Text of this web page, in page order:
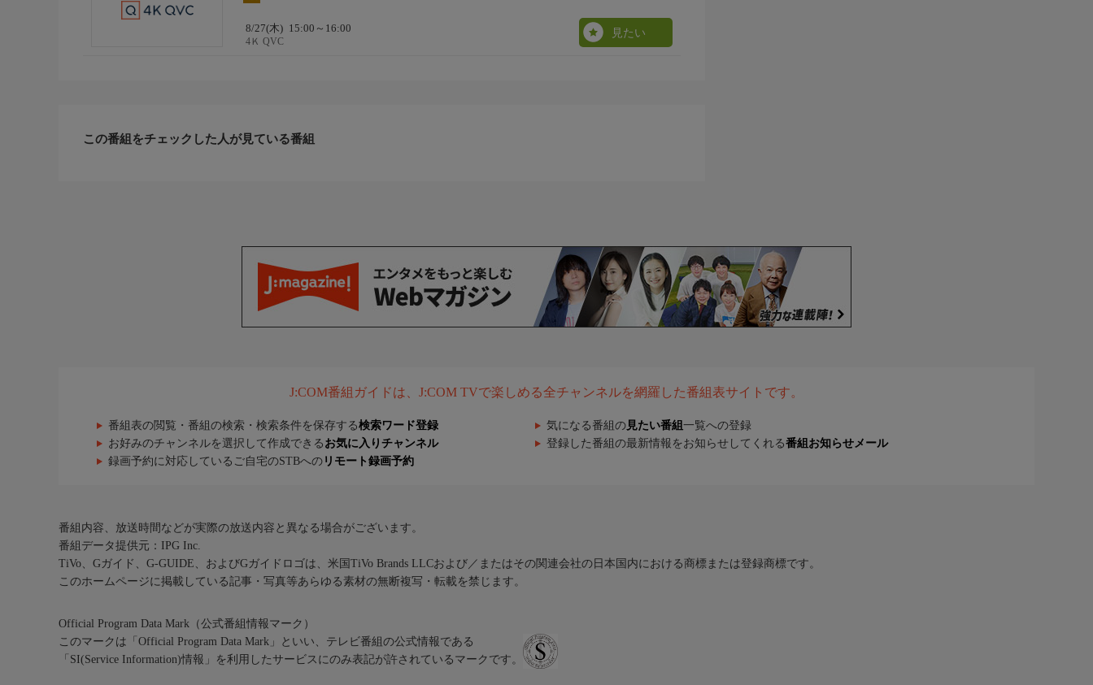
8/27(木) 15:00～16:00
4Ｋ QVC
見たい
この番組をチェックした人が見ている番組
J:COM番組ガイドは、J:COM TVで楽しめる全チャンネルを網羅した番組表サイトです。
番組表の閲覧・番組の検索・検索条件を保存する検索ワード登録 気になる番組の 見たい番組 一覧への登録
お好みのチャンネルを選択して作成できる お気に入りチャンネル 登録した番組の最新情報をお知らせしてくれる番組お知らせメール
録画予約に対応しているご自宅のSTBへの リモート録画予約
番組内容、放送時間などが実際の放送内容と異なる場合がございます。
番組データ提供元：IPG Inc.
TiVo、Gガイド、G-GUIDE、およびGガイドロゴは、米国TiVo Brands LLCおよび／またはその関連会社の日本国内における商標または登録商標です。
このホームページに掲載している記事・写真等あらゆる素材の無断複写・転載を禁じます。
Official Program Data Mark（公式番組情報マーク）
このマークは「Official Program Data Mark」といい、テレビ番組の公式情報である
「SI(Service Information)情報」を利用したサービスにのみ表記が許されているマークです。